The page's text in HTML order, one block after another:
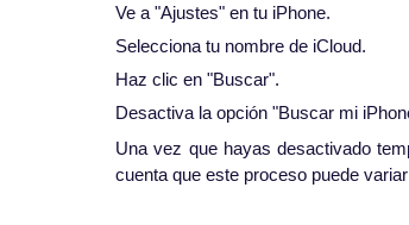
Ve a "Ajustes" en tu iPhone.
Selecciona tu nombre de iCloud.
Haz clic en "Buscar".
Desactiva la opción "Buscar mi
Una vez que hayas desactivado
cuenta que este proceso puede